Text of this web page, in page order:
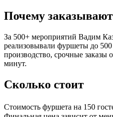
Почему
За 500+ мероприятий Вадим
реализовывали фуршеты до
производство, срочные заказы
минут.
Сколько стоит
Стоимость фуршета на 150